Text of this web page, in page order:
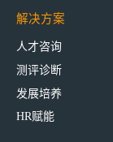
解决方案
人才咨询
测评诊断
发展培养
HR赋能